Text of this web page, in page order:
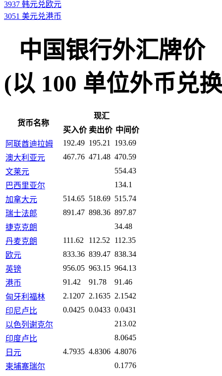
3937 韩元兑欧元
3051 美元兑港币
中国银行外汇牌价
(以 100 单位外币兑
货币名称
现汇
买入价 卖出价 中间价
阿联酋迪拉姆
192.49 195.21
193.69
澳大利亚元
467.76 471.48 470.59
文莱元
554.43
巴西里亚尔
134.1
加拿大元
514.65 518.69 515.74
瑞士法郎
891.47 898.36 897.87
捷克克朗
34.48
丹麦克朗
111.62 112.52
112.35
欧元
833.36 839.47 838.34
英镑
956.05 963.15 964.13
港币
91.42 91.78
91.46
匈牙利福林
2.1207 2.1635 2.1542
印尼卢比
0.0425 0.0433 0.0431
以色列谢克尔
213.02
印度卢比
8.0645
日元
4.7935 4.8306 4.8076
柬埔寨瑞尔
0.1776